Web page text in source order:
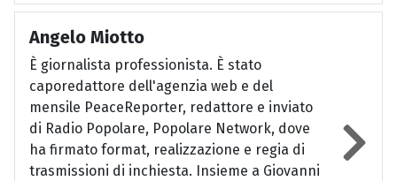
Angelo Miotto
È giornalista professionista. È stato
caporedattore dell'agenzia web e del
mensile PeaceReporter, redattore e inviato
di Radio Popolare, Popolare Network, dove
ha firmato format, realizzazione e regia di
trasmissioni di inchiesta. Insieme a Giovanni